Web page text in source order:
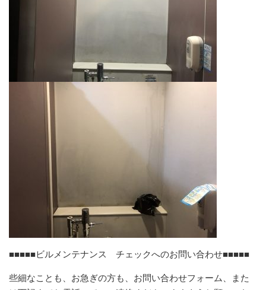
■■■■■ビルメンテナンス チェックへのお問い合わせ■■■■■
些細なことも、お急ぎの方も、お問い合わせフォーム、また